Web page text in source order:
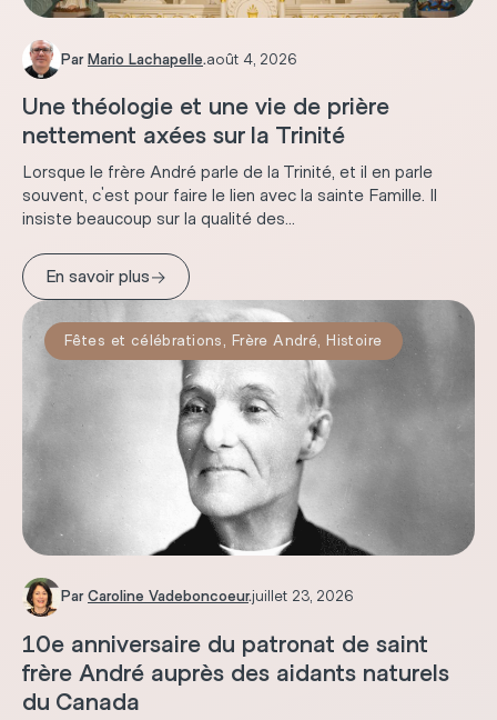
Par Mario Lachapelle.août 4, 2026
Une théologie et une vie de prière
nettement axées sur la Trinité
Lorsque le frère André parle de la Trinité, et il en parle
souvent, c'est pour faire le lien avec la sainte Famille. Il
insiste beaucoup sur la qualité des...
En savoir plus→
Fêtes et célébrations, Frère André, Histoire
Par Caroline Vadeboncoeur.juillet 23, 2026
10e anniversaire du patronat de saint
frère André auprès des aidants naturels
du Canada